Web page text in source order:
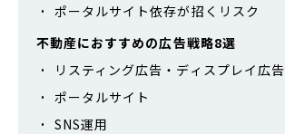
ポータルサイト依存が招くリスク
不動産におすすめの広告戦略8選
リスティング広告・ディスプレイ広告
ポータルサイト
SNS運用